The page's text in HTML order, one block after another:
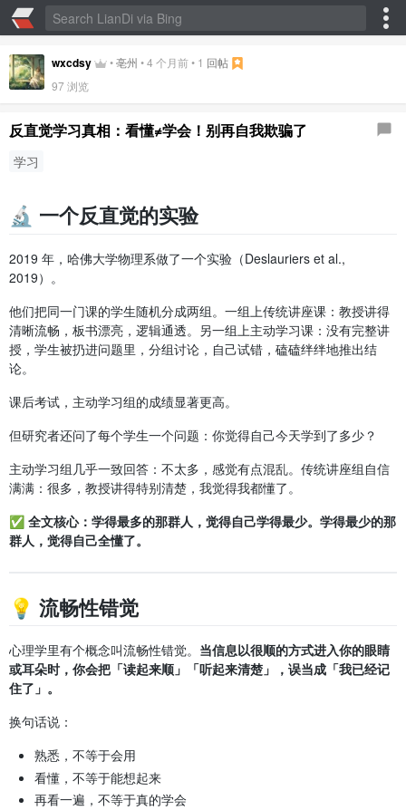
wxcdsy •亳州 •4 个月前• 1 回帖
97 浏览
反直觉学习真相：看懂≠学会！别再自我欺骗了
学习
🔬 一个反直觉的实验
2019 年，哈佛大学物理系做了一个实验（Deslauriers et al.,
2019）。
他们把同一门课的学生随机分成两组。一组上传统讲座课：教授讲得
清晰流畅，板书漂亮，逻辑通透。另一组上主动学习课：没有完整讲
授，学生被扔进问题里，分组讨论，自己试错，磕磕绊绊地推出结
论。
课后考试，主动学习组的成绩显著更高。
但研究者还问了每个学生一个问题：你觉得自己今天学到了多少？
主动学习组几乎一致回答：不太多，感觉有点混乱。传统讲座组自信
满满：很多，教授讲得特别清楚，我觉得我都懂了。
✅ 全文核心：学得最多的那群人，觉得自己学得最少。学得最少的那
群人，觉得自己全懂了。
💡 流畅性错觉
心理学里有个概念叫流畅性错觉。 当信息以很顺的方式进入你的眼睛
或耳朵时，你会把「读起来顺」「听起来清楚」，误当成「我已经记
住了」。
换句话说：
熟悉，不等于会用
看懂，不等于能想起来
再看一遍，不等于真的学会